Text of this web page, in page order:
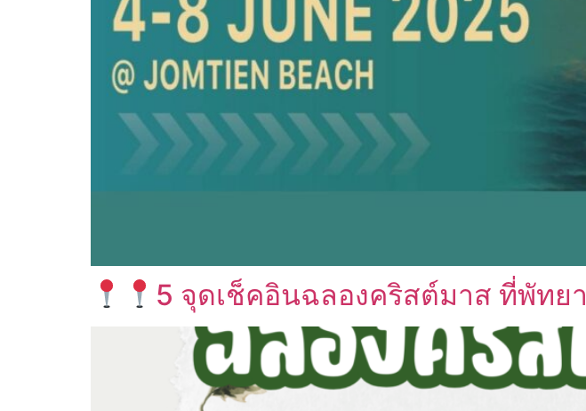
5 จุดเช็คอินฉลองคริสต์มาส ที่พัทยา